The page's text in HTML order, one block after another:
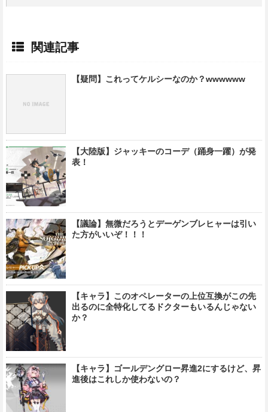
関連記事
【疑問】これってケルシーなのか？wwwwww
【大陸版】ジャッキーのコーデ（踊身一躍）が発
表！
【議論】無微だろうとデーゲンブレヒャーは引い
た方がいいぞ！！！
【キャラ】このオペレーターの上位互換がこの先
出るのに全特化してるドクターもいるんじゃない
か？
【キャラ】ゴールデングロー昇進2にするけど、昇
進後はこれしか使わないの？